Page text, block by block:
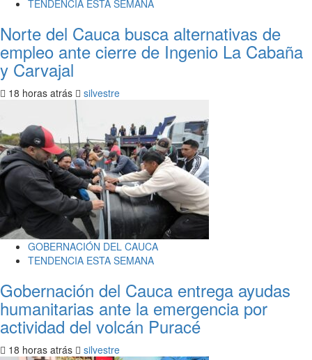
TENDENCIA ESTA SEMANA
Norte del Cauca busca alternativas de
empleo ante cierre de Ingenio La Cabaña
y Carvajal
18 horas atrás silvestre
GOBERNACIÓN DEL CAUCA
TENDENCIA ESTA SEMANA
Gobernación del Cauca entrega ayudas
humanitarias ante la emergencia por
actividad del volcán Puracé
18 horas atrás silvestre